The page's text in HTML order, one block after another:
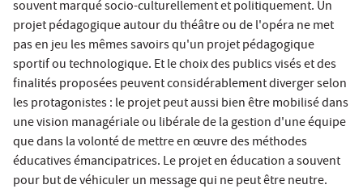
souvent marqué socio-culturellement et politiquement. Un
projet pédagogique autour du théâtre ou de l'opéra ne met
pas en jeu les mêmes savoirs qu'un projet pédagogique
sportif ou technologique. Et le choix des publics visés et des
finalités proposées peuvent considérablement diverger selon
les protagonistes : le projet peut aussi bien être mobilisé dans
une vision managériale ou libérale de la gestion d'une équipe
que dans la volonté de mettre en œuvre des méthodes
éducatives émancipatrices. Le projet en éducation a souvent
pour but de véhiculer un message qui ne peut être neutre.